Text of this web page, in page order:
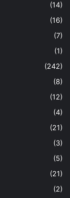
(14)
(16)
(7)
(1)
(242)
(8)
(12)
(4)
(21)
(3)
(5)
(21)
(2)